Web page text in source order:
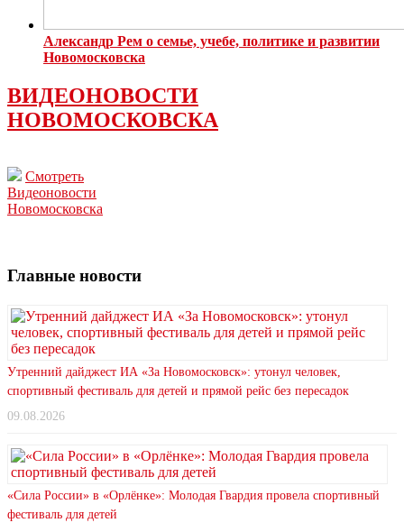
Александр Рем о семье, учебе, политике и развитии
Новомосковска
ВИДЕОНОВОСТИ
НОВОМОСКОВСКА
Смотреть
Видеоновости
Новомосковска
Главные новости
Утренний дайджест ИА «За Новомосковск»: утонул человек,
спортивный фестиваль для детей и прямой рейс без пересадок
09.08.2026
«Сила России» в «Орлёнке»: Молодая Гвардия провела спортивный
фестиваль для детей